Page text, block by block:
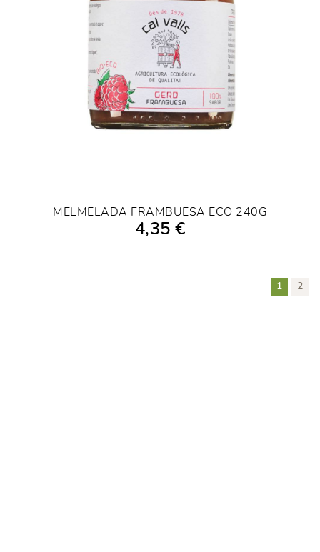
AÑADIR A LA COMPRA
MELMELADA FRAMBUESA ECO 240G
4,35 €
1 2